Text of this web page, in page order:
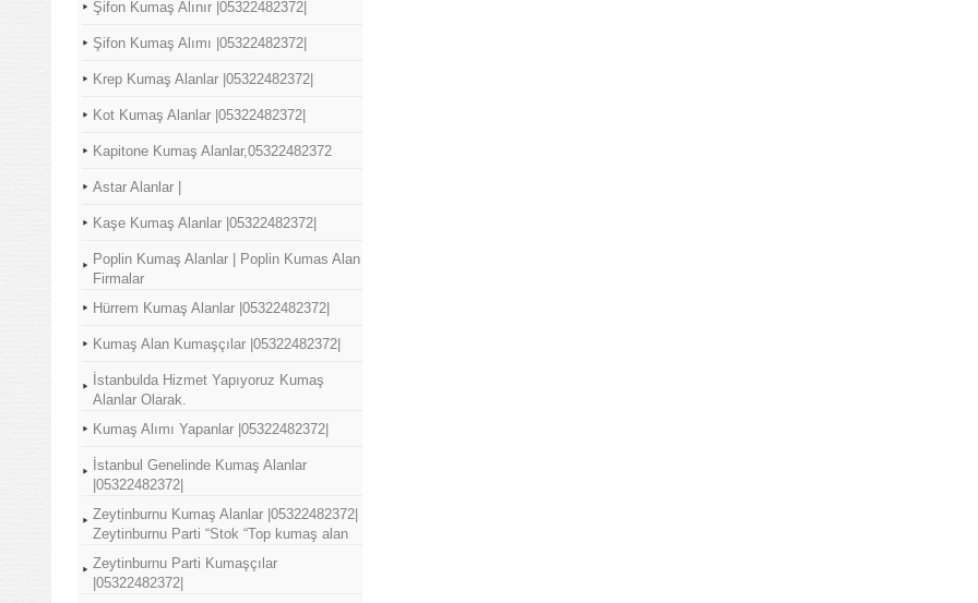
Şifon Kumaş Alınır |05322482372|
Şifon Kumaş Alımı |05322482372|
Krep Kumaş Alanlar |05322482372|
Kot Kumaş Alanlar |05322482372|
Kapitone Kumaş Alanlar,05322482372
Astar Alanlar |
Kaşe Kumaş Alanlar |05322482372|
Poplin Kumaş Alanlar | Poplin Kumas Alan
Firmalar
Hürrem Kumaş Alanlar |05322482372|
Kumaş Alan Kumaşçılar |05322482372|
İstanbulda Hizmet Yapıyoruz Kumaş
Alanlar Olarak.
Kumaş Alımı Yapanlar |05322482372|
İstanbul Genelinde Kumaş Alanlar
|05322482372|
Zeytinburnu Kumaş Alanlar |05322482372|
Zeytinburnu Parti “Stok “Top kumaş alan
Zeytinburnu Parti Kumaşçılar
|05322482372|